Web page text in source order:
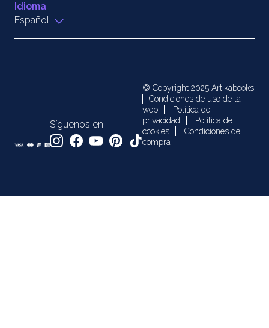
Idioma
Español
Síguenos en:
© Copyright 2025 Artikabooks
Condiciones de uso de la
web
Política de
privacidad
Política de
cookies
Condiciones de
compra